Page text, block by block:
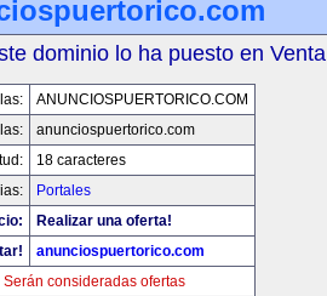
dominio lo ha puesto en Venta
ANUNCIOSPUERTORICO.COM
anunciospuertorico.com
18 caracteres
Portales
Realizar una oferta!
anunciospuertorico.com
Serán consideradas ofertas